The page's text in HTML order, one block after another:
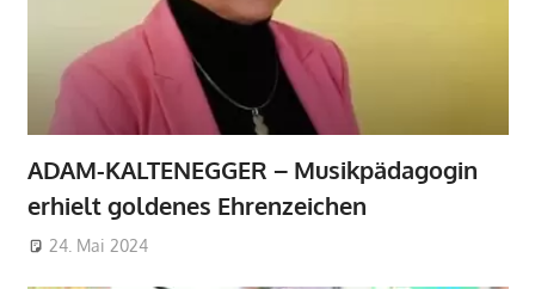
ADAM-KALTENEGGER – Musikpädagogin
erhielt goldenes Ehrenzeichen
24. Mai 2024